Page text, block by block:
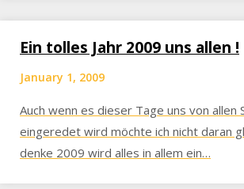
Ein tolles Jahr 2009 uns allen !
January 1, 2009
Auch wenn es dieser Tage uns von allen
eingeredet wird möchte ich nicht daran
denke 2009 wird alles in allem ein…